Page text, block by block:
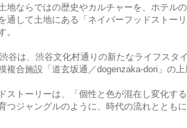
地ならではの歴史やカルチャーを、ホテル
通して土地にある「ネイバーフッドストー
。
谷は、渋谷文化村通りの新たなライフスタ
合施設「道玄坂通／dogenzaka-dori」の上
ストーリーは、「個性と色が混在し変化す
つジャングルのように、時代の流れととも